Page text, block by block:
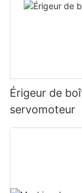
Érigeur de
servomoteur